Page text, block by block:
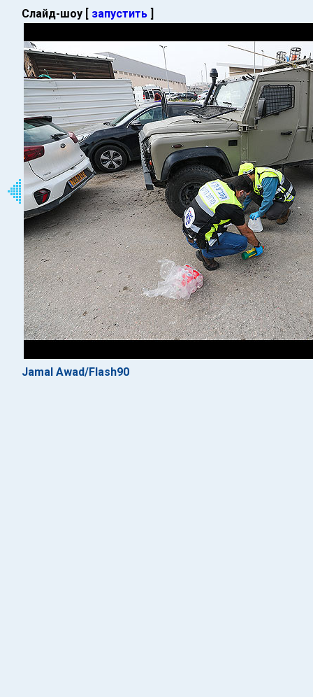
Слайд-шоу [ запустить ]
Jamal Awad/Flash90